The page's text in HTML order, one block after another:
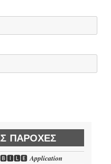
ΠΑΡΟΧΈΣ
𝜜𝒑𝒑𝒍𝒊𝒄𝒂𝒕𝒊𝒐𝒏